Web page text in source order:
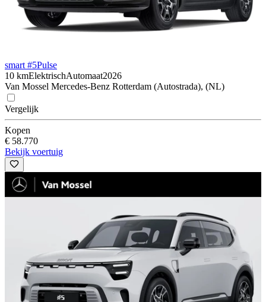
smart #5Pulse
10 kmElektrischAutomaat2026
Van Mossel Mercedes-Benz Rotterdam (Autostrada), (NL)
Vergelijk
Kopen
€ 58.770
Bekijk voertuig